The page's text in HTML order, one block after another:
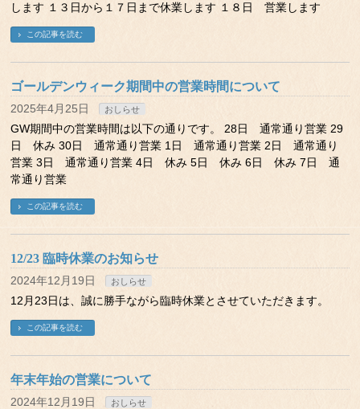
します １３日から１７日まで休業します １８日 営業します
この記事を読む
ゴールデンウィーク期間中の営業時間について
2025年4月25日 おしらせ
GW期間中の営業時間は以下の通りです。 28日 通常通り営業 29
日 休み 30日 通常通り営業 1日 通常通り営業 2日 通常通り
営業 3日 通常通り営業 4日 休み 5日 休み 6日 休み 7日 通
常通り営業
この記事を読む
12/23 臨時休業のお知らせ
2024年12月19日 おしらせ
12月23日は、誠に勝手ながら臨時休業とさせていただきます。
この記事を読む
年末年始の営業について
2024年12月19日 おしらせ